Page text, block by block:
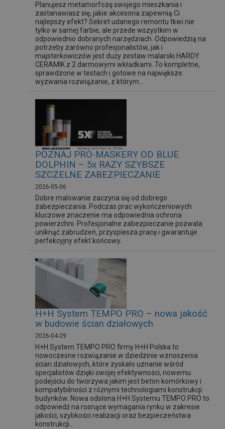
Planujesz metamorfozę swojego mieszkania i
zastanawiasz się, jakie akcesoria zapewnią Ci
najlepszy efekt? Sekret udanego remontu tkwi nie
tylko w samej farbie, ale przede wszystkim w
odpowiednio dobranych narzędziach. Odpowiedzią na
potrzeby zarówno profesjonalistów, jak i
majsterkowiczów jest duży zestaw malarski HARDY
CERAMIK z 2 darmowymi wkładkami. To kompletne,
sprawdzone w testach i gotowe na największe
wyzwania rozwiązanie, z którym...
POZNAJ PRO-MASKERY OD BLUE
DOLPHIN – 5x RAZY SZYBSZE
SZCZELNE ZABEZPIECZANIE
2026-05-06
Dobre malowanie zaczyna się od dobrego
zabezpieczania. Podczas prac wykończeniowych
kluczowe znaczenie ma odpowiednia ochrona
powierzchni. Profesjonalne zabezpieczanie pozwala
uniknąć zabrudzeń, przyspiesza pracę i gwarantuje
perfekcyjny efekt końcowy.
H+H System TEMPO PRO – nowa jakość
w budowie ścian działowych
2026-04-29
H+H System TEMPO PRO firmy H+H Polska to
nowoczesne rozwiązanie w dziedzinie wznoszenia
ścian działowych, które zyskało uznanie wśród
specjalistów dzięki swojej efektywności, nowemu
podejściu do tworzywa jakim jest beton komórkowy i
kompatybilności z różnymi technologiami konstrukcji
budynków. Nowa odsłona H+H Systemu TEMPO PRO to
odpowiedź na rosnące wymagania rynku w zakresie
jakości, szybkości realizacji oraz bezpieczeństwa
konstrukcji...